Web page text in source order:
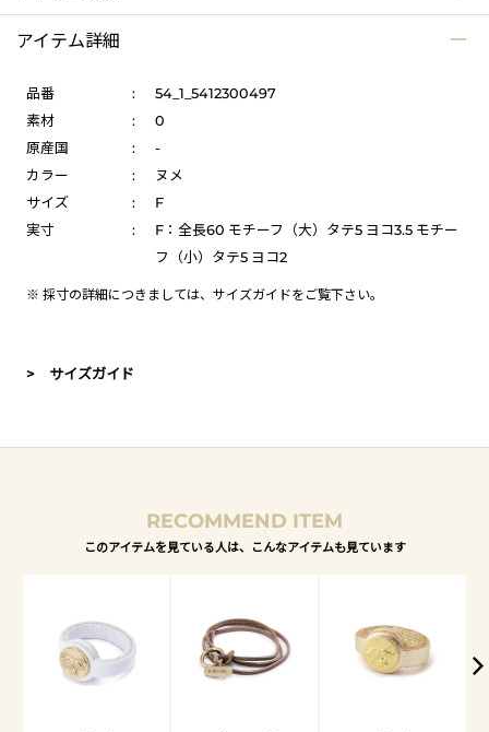
アイテム詳細
品番 :
54_1_5412300497
素材
:
0
原産国
:
-
カラー
:
ヌメ
サイズ
:
F
実寸
:
F：全長60 モチーフ（大）タテ5 ヨコ3.5 モチー
フ（小）タテ5 ヨコ2
※ 採寸の詳細につきましては、 サイズガイドをご覧下さい。
> サイズガイド
RECOMMEND ITEM
このアイテムを見ている人は、こんなアイテムも見ています